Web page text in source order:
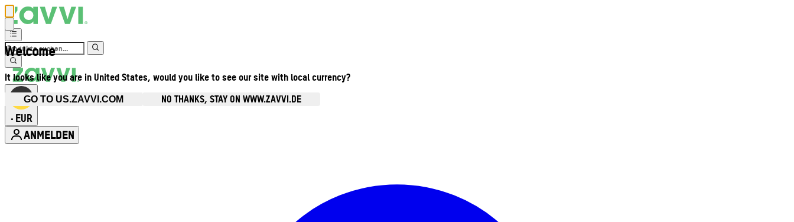
Welcome
It looks like you are in United States, would you like to see our site with local currency?
GO TO US.ZAVVI.COM NO THANKS, STAY ON WWW.ZAVVI.DE
• EUR
ANMELDEN